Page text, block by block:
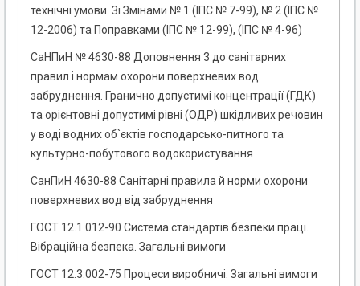
технічні умови. Зі Змінами № 1 (ІПС № 7-99), № 2 (ІПС №
12-2006) та Поправками (ІПС № 12-99), (ІПС № 4-96)
СаНПиН № 4630-88 Доповнення 3 до санітарних
правил і нормам охорони поверхневих вод
забруднення. Гранично допустимі концентрації (ГДК)
та орієнтовні допустимі рівні (ОДР) шкідливих речовин
у воді водних об`єктів господарсько-питного та
культурно-побутового водокористування
СанПиН 4630-88 Санітарні правила й норми охорони
поверхневих вод від забруднення
ГОСТ 12.1.012-90 Система стандартів безпеки праці.
Вібраційна безпека. Загальні вимоги
ГОСТ 12.3.002-75 Процеси виробничі. Загальні вимоги